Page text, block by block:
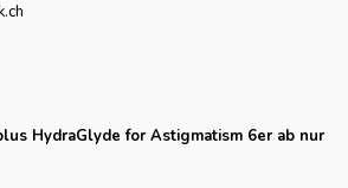
HydraGlyde for Astigmatism 6er ab nur